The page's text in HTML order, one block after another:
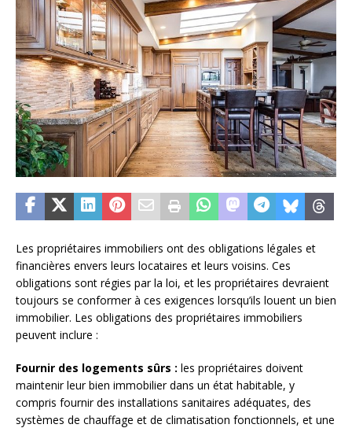
Les propriétaires immobiliers ont des obligations légales et
financières envers leurs locataires et leurs voisins. Ces
obligations sont régies par la loi, et les propriétaires devraient
toujours se conformer à ces exigences lorsqu’ils louent un bien
immobilier. Les obligations des propriétaires immobiliers
peuvent inclure :
Fournir des logements sûrs : les propriétaires doivent
maintenir leur bien immobilier dans un état habitable, y
compris fournir des installations sanitaires adéquates, des
systèmes de chauffage et de climatisation fonctionnels, et une